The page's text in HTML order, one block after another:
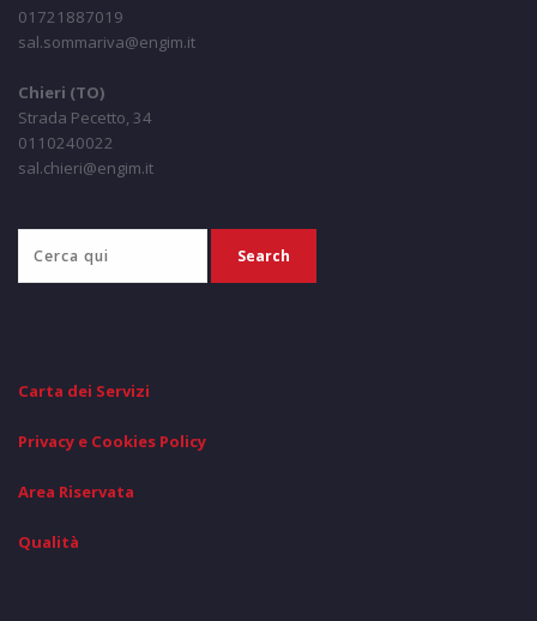
01721887019
sal.sommariva@engim.it
Chieri (TO)
Strada Pecetto, 34
0110240022
sal.chieri@engim.it
Carta dei Servizi
Privacy e Cookies Policy
Area Riservata
Qualità